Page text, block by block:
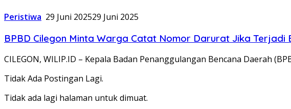
Peristiwa 29 Juni 202529 Juni 2025
BPBD Cilegon Minta Warga Catat Nomor Darurat Jika Terjadi
CILEGON, WILIP.ID – Kepala Badan Penanggulangan Bencana Daerah
Tidak Ada Postingan Lagi.
Tidak ada lagi halaman untuk dimuat.